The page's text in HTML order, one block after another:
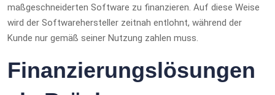
maßgeschneiderten Software zu finanzieren. Auf diese Weise
wird der Softwarehersteller zeitnah entlohnt, während der
Kunde nur gemäß seiner Nutzung zahlen muss.
Finanzierungslösungen